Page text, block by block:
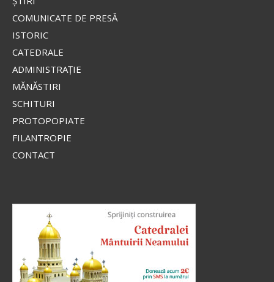
COMUNICATE DE PRESĂ
ISTORIC
CATEDRALE
ADMINISTRAŢIE
MĂNĂSTIRI
SCHITURI
PROTOPOPIATE
FILANTROPIE
CONTACT